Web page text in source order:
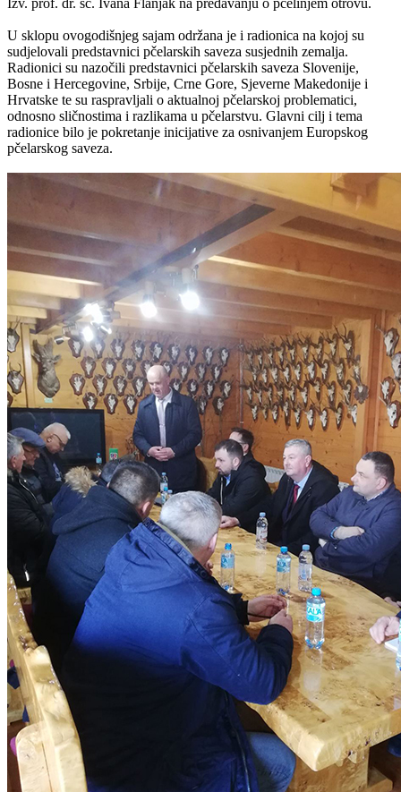
Izv. prof. dr. sc. Ivana Flanjak na predavanju o pčelinjem otrovu.
U sklopu ovogodišnjeg sajam održana je i radionica na kojoj su
sudjelovali predstavnici pčelarskih saveza susjednih zemalja.
Radionici su nazočili predstavnici pčelarskih saveza Slovenije,
Bosne i Hercegovine, Srbije, Crne Gore, Sjeverne Makedonije i
Hrvatske te su raspravljali o aktualnoj pčelarskoj problematici,
odnosno sličnostima i razlikama u pčelarstvu. Glavni cilj i tema
radionice bilo je pokretanje inicijative za osnivanjem Europskog
pčelarskog saveza.